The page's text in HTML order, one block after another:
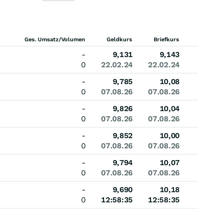
Ges. Umsatz/Volumen Geldkurs Briefkurs
-
0
9,131
22.02.24
9,143
22.02.24
-
0
9,785
07.08.26
10,08
07.08.26
-
0
9,826
07.08.26
10,04
07.08.26
-
0
9,852
07.08.26
10,00
07.08.26
-
0
9,794
07.08.26
10,07
07.08.26
-
0
9,690
12:58:35
10,18
12:58:35